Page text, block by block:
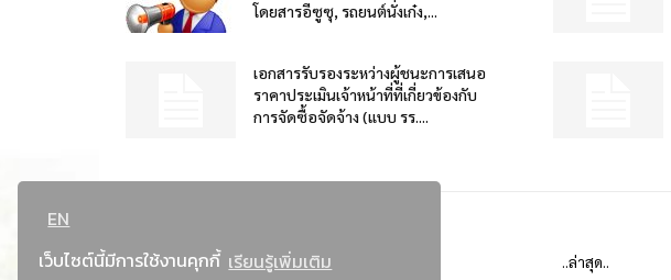
EN
เว็บไซต์นี้มีการใช้งานคุกกี้ เรียนรู้เพิ่มเติม
โดยสารอีซูซุ, รถยนต์นั่งเก๋ง,...
เอกสารรับรองระหว่างผู้ชนะการเสนอ
ราคาประเมินเจ้าหน้าที่ที่เกี่ยวข้องกับ
การจัดซื้อจัดจ้าง (แบบ รร....
..ล่าสุด..